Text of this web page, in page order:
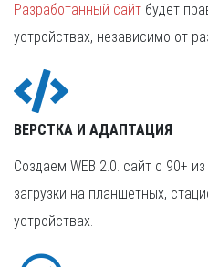
Разработанный сайт будет
устройствах, независимо от
ВЕРСТКА И АДАПТАЦИЯ
Создаем WEB 2.0. сайт с 90+
загрузки на планшетных,
устройствах.